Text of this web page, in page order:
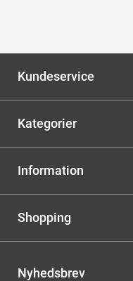
Kundeservice
Kategorier
Information
Shopping
Nyhedsbrev